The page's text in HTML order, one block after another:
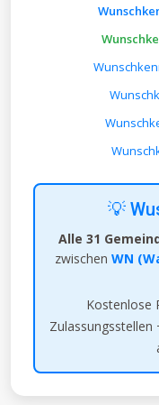
💡
Alle 31
zwischen WN
Kostenlose
Zulassungsstellen